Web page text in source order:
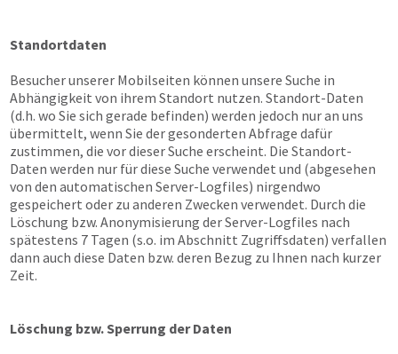
Standortdaten
Besucher unserer Mobilseiten können unsere Suche in
Abhängigkeit von ihrem Standort nutzen. Standort-Daten
(d.h. wo Sie sich gerade befinden) werden jedoch nur an uns
übermittelt, wenn Sie der gesonderten Abfrage dafür
zustimmen, die vor dieser Suche erscheint. Die Standort-
Daten werden nur für diese Suche verwendet und (abgesehen
von den automatischen Server-Logfiles) nirgendwo
gespeichert oder zu anderen Zwecken verwendet. Durch die
Löschung bzw. Anonymisierung der Server-Logfiles nach
spätestens 7 Tagen (s.o. im Abschnitt Zugriffsdaten) verfallen
dann auch diese Daten bzw. deren Bezug zu Ihnen nach kurzer
Zeit.
Löschung bzw. Sperrung der Daten